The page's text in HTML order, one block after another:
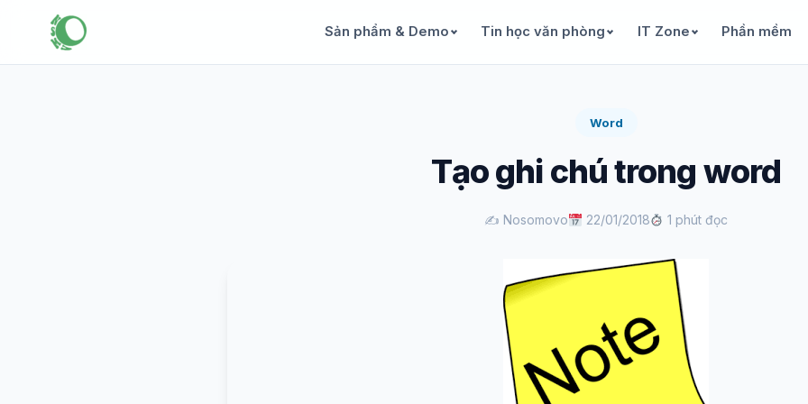
Sản phẩm & Demo Tin học văn phòng IT Zone Phần mềm
Word
Tạo ghi chú trong word
✍️ Nosomovo 22/01/2018 1 phút đọc